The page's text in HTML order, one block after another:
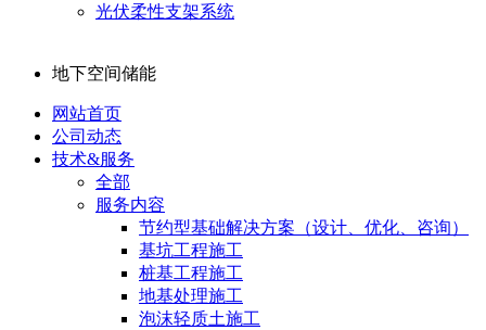
光伏柔性支架系统
地下空间储能
网站首页
公司动态
技术&服务
全部
服务内容
节约型基础解决方案（设计、优化、咨询）
基坑工程施工
桩基工程施工
地基处理施工
泡沫轻质土施工